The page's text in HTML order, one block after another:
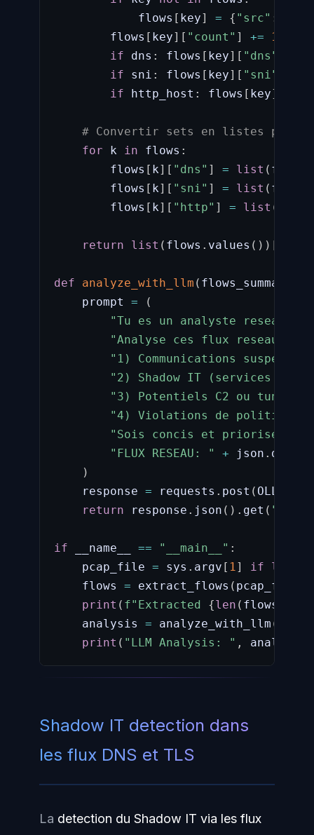
            flows
[ key] = { "src" :
        flows
[ key] [ "count" ] +=
1
if dns : flows [ key] [ "dns"
if sni : flows [ key] [ "sni"
if http_host : flows [ key]
# Convertir sets en listes pour
for k in flows :
        flows
[ k] [ "dns" ] = list ( flows
        flows
[ k] [ "sni" ] = list ( flows
        flows
[ k] [ "http" ] = list (
return list ( flows . values ( ) ) [
def analyze_with_llm ( flows_summary
    prompt
=
(
"Tu es un analyste reseau
"Analyse ces flux reseau
"1) Communications
"2) Shadow IT (services
"3) Potentiels C2 ou tunnels
"4) Violations de politique
"Sois concis et priorise
"FLUX RESEAU: "
+ json . dumps
)
    response
= requests . post (
return response . json ( ) . get (
if __name__ == "__main__" :
    pcap_file
= sys . argv [ 1 ] if len
    flows
= extract_flows ( pcap_file
print ( f"Extracted {len ( flows
    analysis
= analyze_with_llm (
print ( "LLM Analysis: " , analysis
Shadow IT detection dans
les flux DNS et TLS
La detection du Shadow IT via les flux